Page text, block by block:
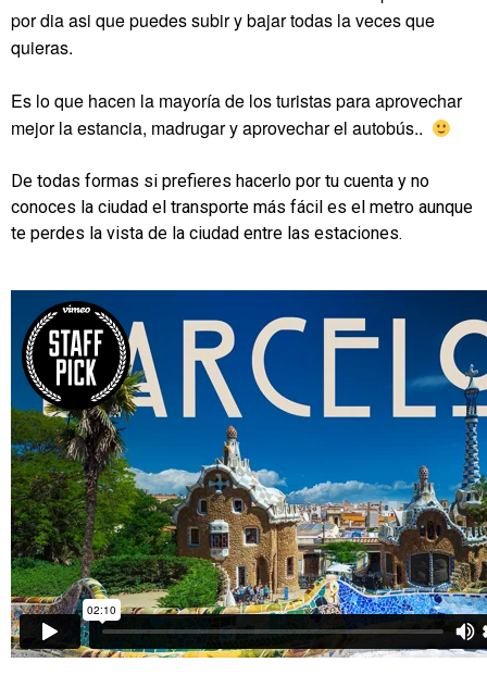
por dia asi que puedes subir y bajar todas la veces que
quieras.
Es lo que hacen la mayoría de los turistas para aprovechar
mejor la estancia, madrugar y aprovechar el autobús..
De todas formas si prefieres hacerlo por tu cuenta y no
conoces la ciudad el transporte más fácil es el metro aunque
te perdes la vista de la ciudad entre las estaciones.